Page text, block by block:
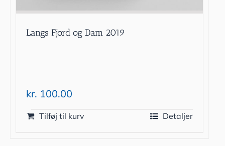
Langs Fjord og Dam 2019
kr. 100.00
Tilføj til kurv Detaljer